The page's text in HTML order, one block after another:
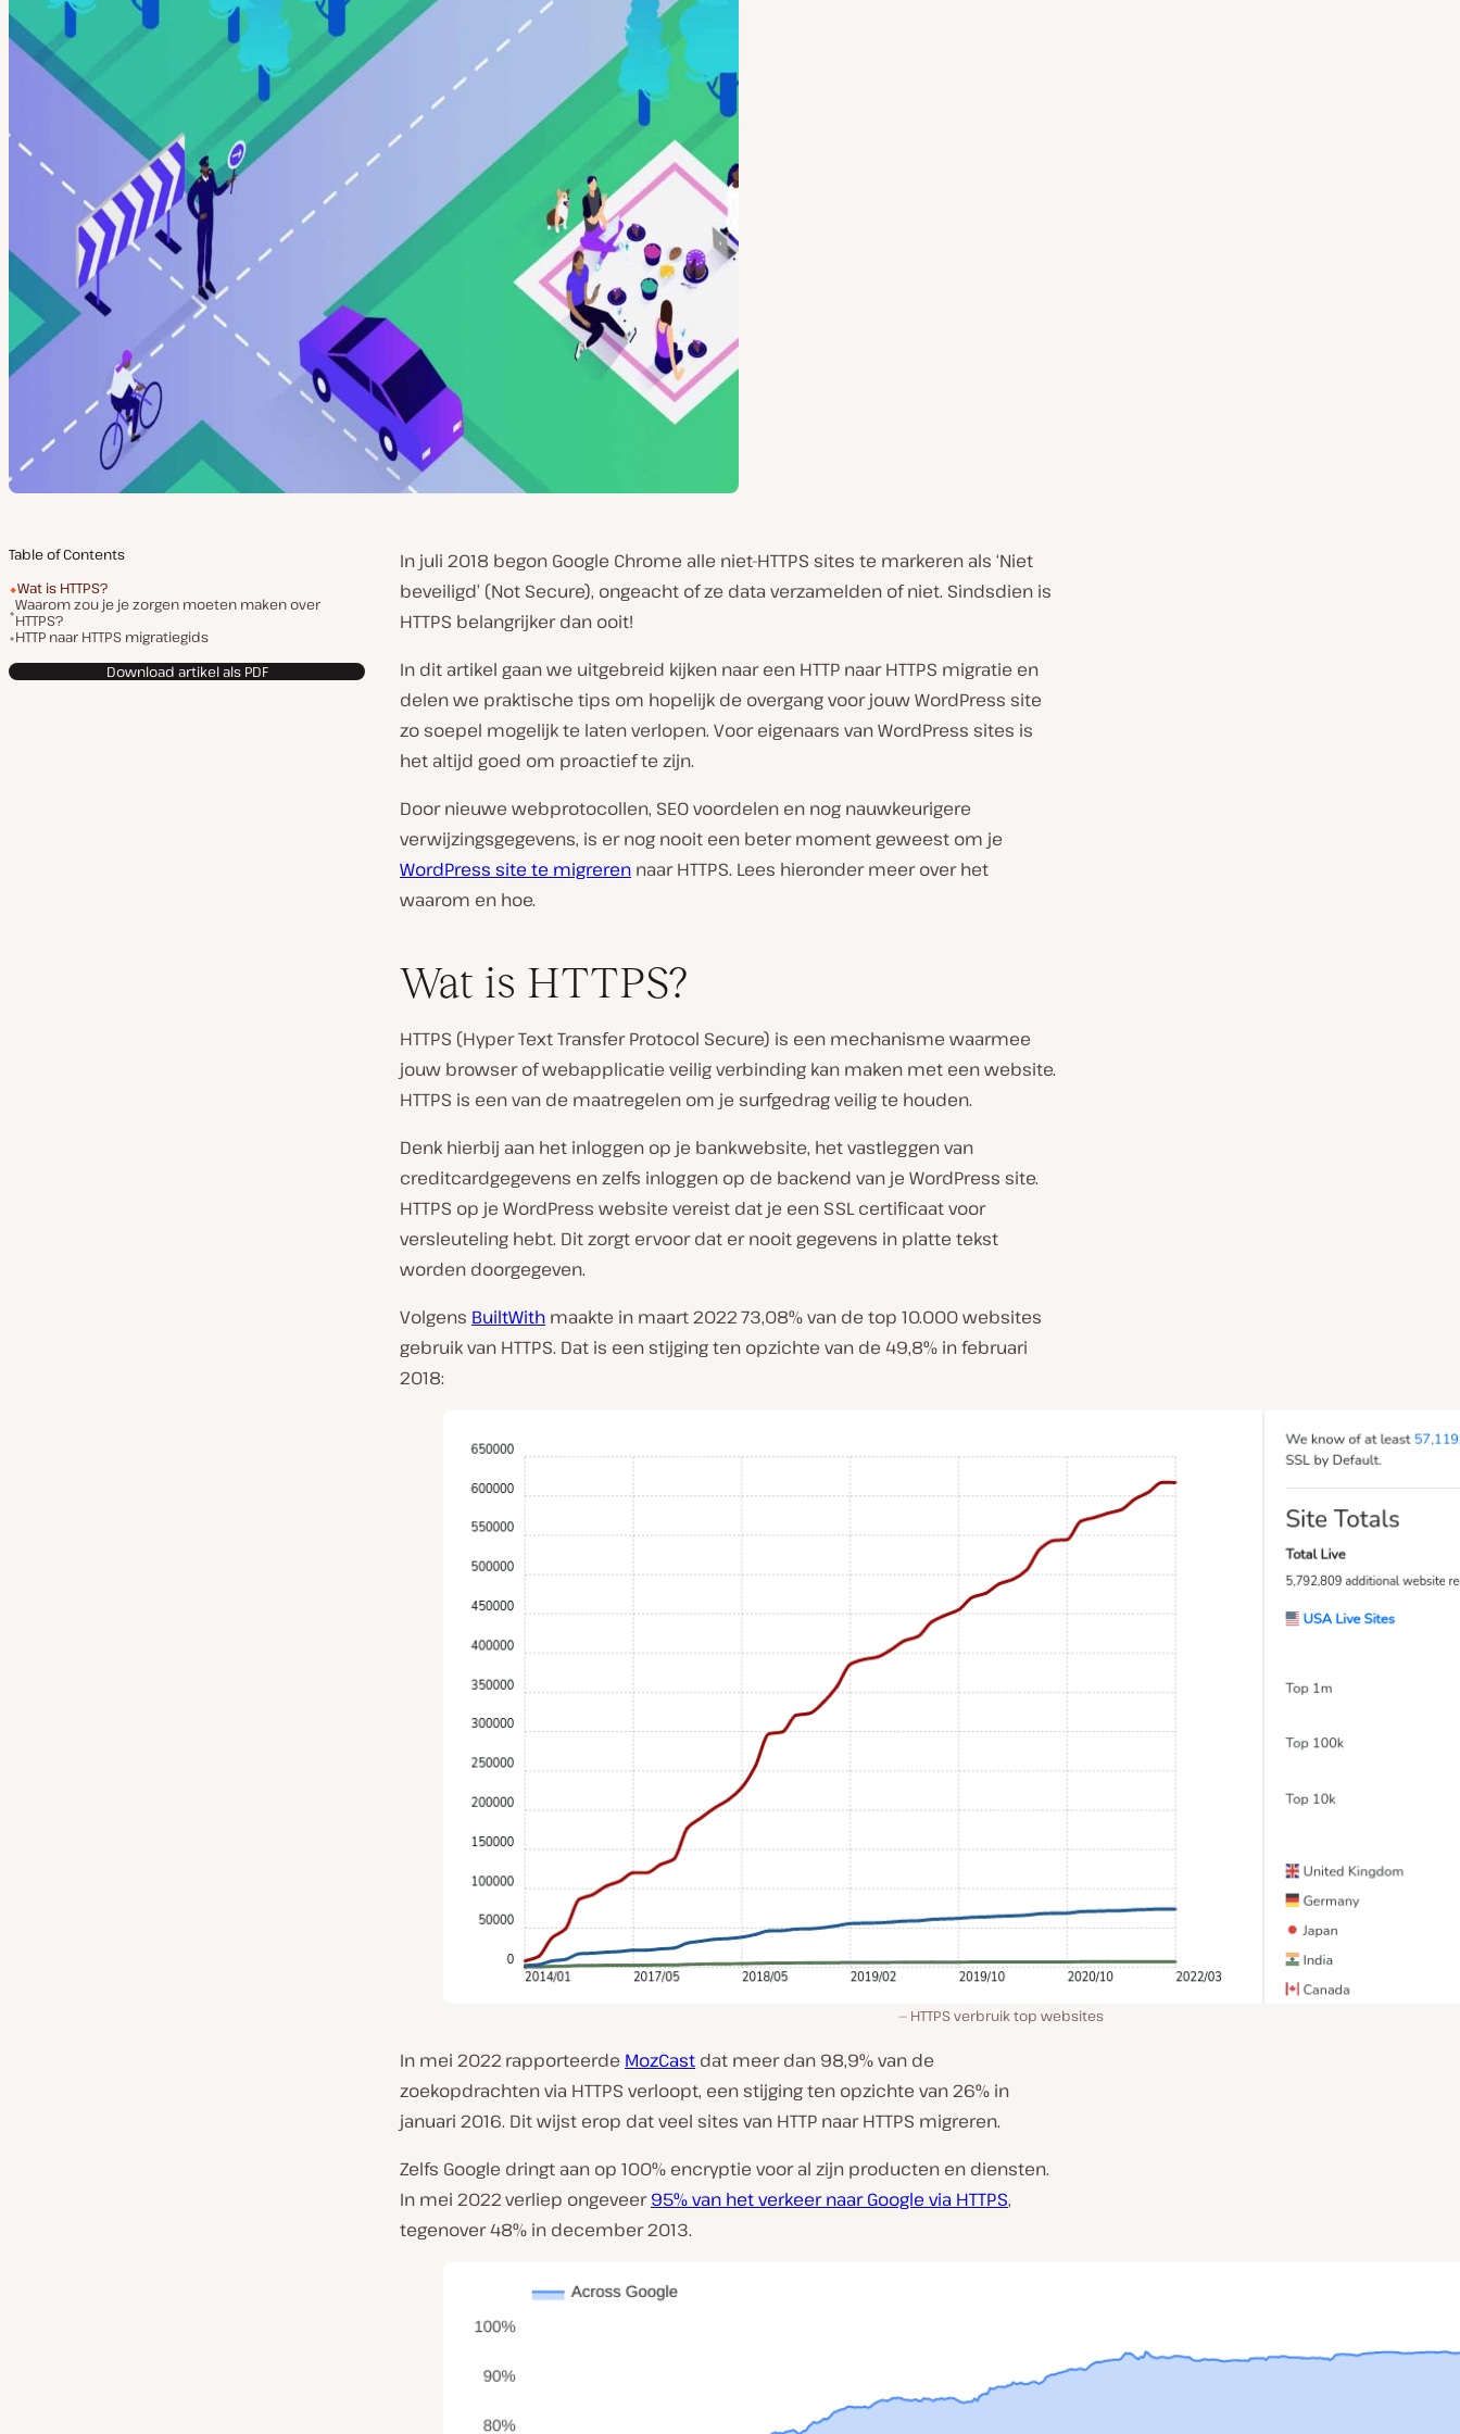
Table of Contents
Wat is HTTPS?
Waarom zou je je zorgen moeten maken over
HTTPS?
HTTP naar HTTPS migratiegids
Download artikel als PDF
In juli 2018 begon Google Chrome alle niet-HTTPS sites te markeren als ‘Niet
beveiligd’ (Not Secure), ongeacht of ze data verzamelden of niet. Sindsdien is
HTTPS belangrijker dan ooit!
In dit artikel gaan we uitgebreid kijken naar een HTTP naar HTTPS migratie en
delen we praktische tips om hopelijk de overgang voor jouw WordPress site
zo soepel mogelijk te laten verlopen. Voor eigenaars van WordPress sites is
het altijd goed om proactief te zijn.
Door nieuwe webprotocollen, SEO voordelen en nog nauwkeurigere
verwijzingsgegevens, is er nog nooit een beter moment geweest om je
WordPress site te migreren naar HTTPS. Lees hieronder meer over het
waarom en hoe.
Wat is HTTPS?
HTTPS (Hyper Text Transfer Protocol Secure) is een mechanisme waarmee
jouw browser of webapplicatie veilig verbinding kan maken met een website.
HTTPS is een van de maatregelen om je surfgedrag veilig te houden.
Denk hierbij aan het inloggen op je bankwebsite, het vastleggen van
creditcardgegevens en zelfs inloggen op de backend van je WordPress site.
HTTPS op je WordPress website vereist dat je een SSL certificaat voor
versleuteling hebt. Dit zorgt ervoor dat er nooit gegevens in platte tekst
worden doorgegeven.
Volgens BuiltWith maakte in maart 2022 73,08% van de top 10.000 websites
gebruik van HTTPS. Dat is een stijging ten opzichte van de 49,8% in februari
2018:
HTTPS verbruik top websites
In mei 2022 rapporteerde MozCast dat meer dan 98,9% van de
zoekopdrachten via HTTPS verloopt, een stijging ten opzichte van 26% in
januari 2016. Dit wijst erop dat veel sites van HTTP naar HTTPS migreren.
Zelfs Google dringt aan op 100% encryptie voor al zijn producten en diensten.
In mei 2022 verliep ongeveer95% van het verkeer naar Google via HTTPS,
tegenover 48% in december 2013.